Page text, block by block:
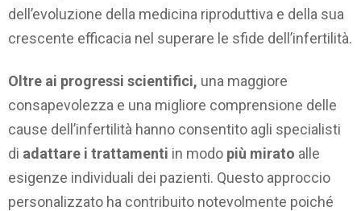
dell’evoluzione della medicina riproduttiva e della sua
crescente efficacia nel superare le sfide dell’infertilità.
Oltre ai progressi scientifici, una maggiore
consapevolezza e una migliore comprensione delle
cause dell’infertilità hanno consentito agli specialisti
di adattare i trattamenti in modo più mirato alle
esigenze individuali dei pazienti. Questo approccio
personalizzato ha contribuito notevolmente poiché